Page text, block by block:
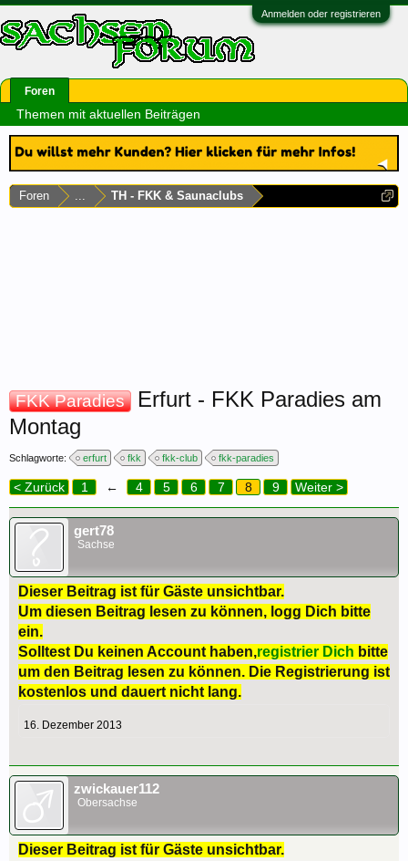
Anmelden oder registrieren
Foren ... TH - FKK & Saunaclubs
FKK Paradies
Erfurt - FKK Paradies am
Montag
Schlagworte: erfurt fkk fkk-club fkk-paradies
< Zurück 1 ← 4 5 6 7 8 9 Weiter >
gert78
Sachse
Dieser Beitrag ist für Gäste unsichtbar.
Um diesen Beitrag lesen zu können, logg Dich bitte
ein.
Solltest Du keinen Account haben,registrier Dich bitte
um den Beitrag lesen zu können. Die Registrierung ist
kostenlos und dauert nicht lang.
16. Dezember 2013
zwickauer112
Obersachse
Dieser Beitrag ist für Gäste unsichtbar.
Foren
Themen mit aktuellen Beiträgen